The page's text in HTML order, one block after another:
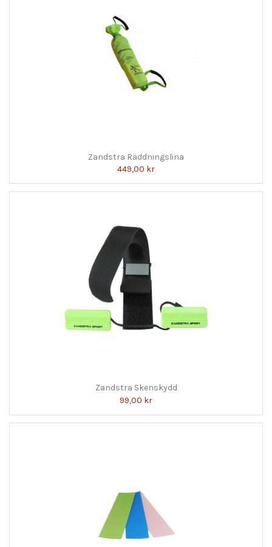
Zandstra Räddningslina
449,00 kr
Zandstra Skenskydd
99,00 kr